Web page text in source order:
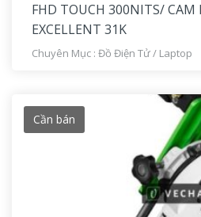
FHD TOUCH 300NITS/ CAM
EXCELLENT 31K
Chuyên Mục : Đồ Điện Tử/ Laptop
Cần bán